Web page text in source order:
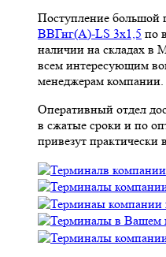
Поступление большой
ВВГнг(A)-LS 3х1,5 по
наличии на складах в
всем интересующим
менеджерам компании.
Оперативный отдел
в сжатые сроки и по
привезут практически